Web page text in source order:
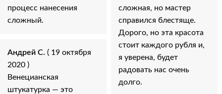
процесс нанесения
сложный.
Андрей С. ( 19 октября
2020 )
Венецианская
штукатурка — это
сложная, но мастер
справился блестяще.
Дорого, но эта красота
стоит каждого рубля и,
я уверена, будет
радовать нас очень
долго.